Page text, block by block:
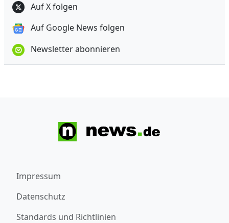
Auf X folgen
Auf Google News folgen
Newsletter abonnieren
Impressum
Datenschutz
Standards und Richtlinien